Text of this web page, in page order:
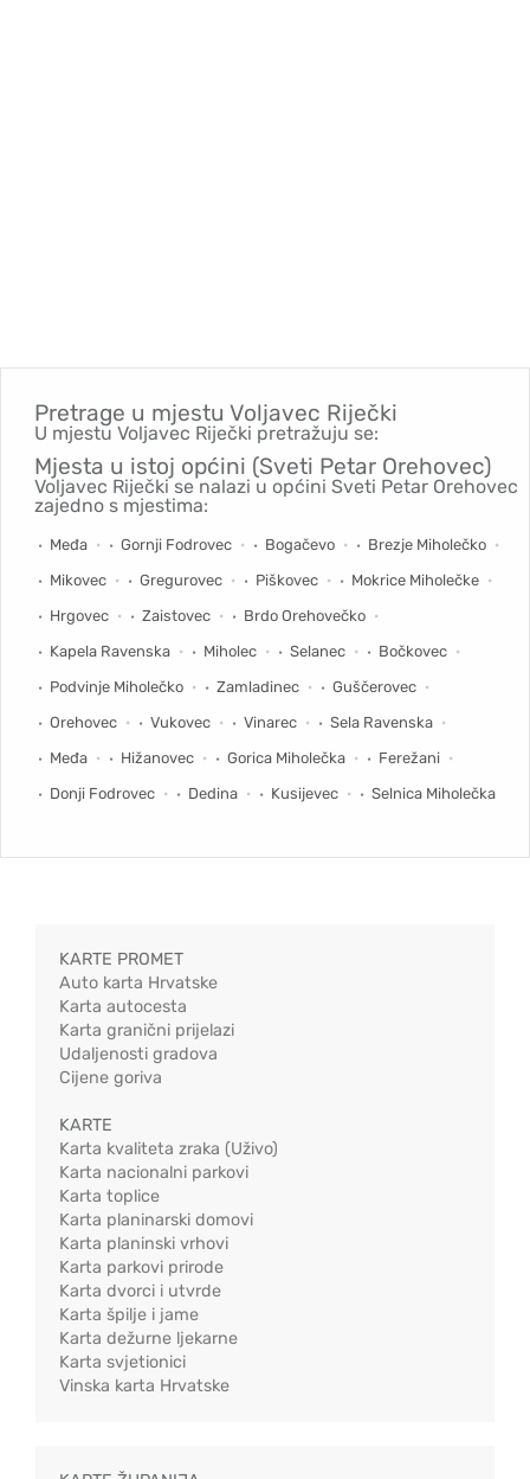
Pretrage u mjestu Voljavec Riječki
U mjestu Voljavec Riječki pretražuju se:
Mjesta u istoj općini (Sveti Petar Orehovec)
Voljavec Riječki se nalazi u općini Sveti Petar Orehovec
zajedno s mjestima:
Međa Gornji Fodrovec Bogačevo
Brezje Miholečko
Mikovec
Gregurovec Piškovec
Mokrice Miholečke
Hrgovec
Zaistovec
Brdo Orehovečko
Kapela Ravenska
Miholec Selanec
Bočkovec
Podvinje Miholečko
Zamladinec
Guščerovec
Orehovec
Vukovec Vinarec
Sela Ravenska
Međa
Hižanovec Gorica Miholečka
Ferežani
Donji Fodrovec
Dedina Kusijevec Selnica Miholečka
KARTE PROMET
Auto karta Hrvatske
Karta autocesta
Karta granični prijelazi
Udaljenosti gradova
Cijene goriva
KARTE
Karta kvaliteta zraka (Uživo)
Karta nacionalni parkovi
Karta toplice
Karta planinarski domovi
Karta planinski vrhovi
Karta parkovi prirode
Karta dvorci i utvrde
Karta špilje i jame
Karta dežurne ljekarne
Karta svjetionici
Vinska karta Hrvatske